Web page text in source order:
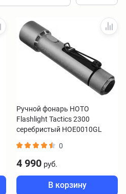
Ручной фонарь HOTO
Flashlight Tactics 2300
серебристый HOE0010GL
0
4 990 руб.
В корзину